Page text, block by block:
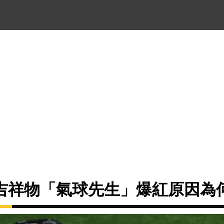
祥物「氣球先生」爆紅原因為